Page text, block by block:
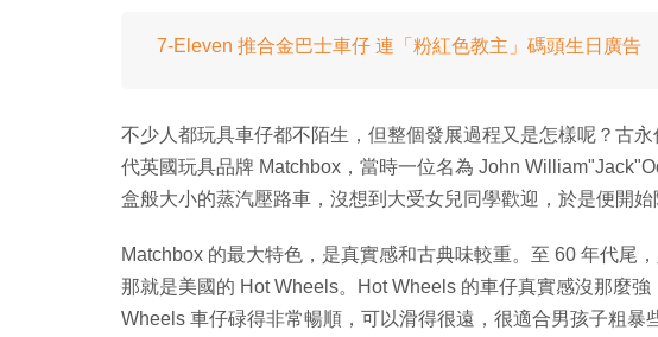
7-Eleven 推合金巴士車仔 連「粉紅色教主」碼頭生日廣告
不少人都玩具車仔都不陌生，但整個發展過程又是怎樣呢？古
代英國玩具品牌 Matchbox，當時一位名為 John
盒般大小的蒸汽壓路車，沒想到大受女兒同學歡迎，於是便開始
Matchbox 的最大特色，是真實感和古典味較重。至 60 年代尾
那就是美國的 Hot Wheels。Hot Wheels 的車仔真實感沒那麼
Wheels 車仔碌得非常暢順，可以滑得很遠，很適合男孩子粗暴